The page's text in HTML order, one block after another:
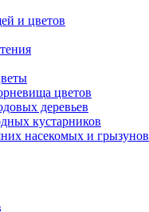
и цветов
цветов
деревьев
кустарников
насекомых и грызунов